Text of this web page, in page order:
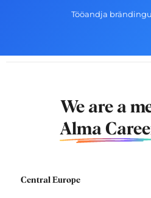
Tööandja
We are a
Alma
Central Europe